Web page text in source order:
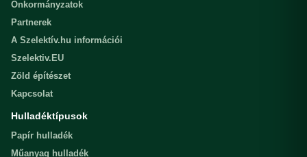
Önkormányzatok
Partnerek
A Szelektív.hu információi
Szelektiv.EU
Zöld építészet
Kapcsolat
Hulladéktípusok
Papír hulladék
Műanyag hulladék